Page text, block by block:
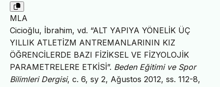
MLA
Cicioğlu, İbrahim, vd. “ALT YAPIYA YÖNELİK ÜÇ
YILLIK ATLETİZM ANTREMANLARININ KIZ
ÖĞRENCİLERDE BAZI FİZİKSEL VE FİZYOLOJİK
PARAMETRELERE ETKİSİ”. Beden Eğitimi ve Spor
Bilimleri Dergisi, c. 6, sy 2, Ağustos 2012, ss. 112-8,